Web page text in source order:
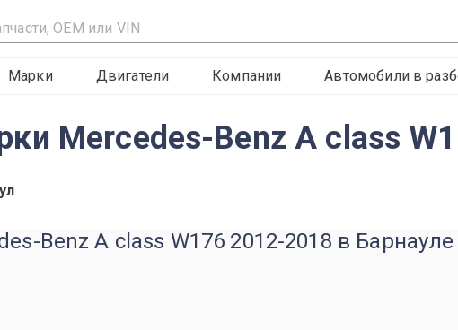
Марки Двигатели Компании Автомобили в
Mercedes-Benz A class
Benz A class W176 2012-2018 в Барнауле